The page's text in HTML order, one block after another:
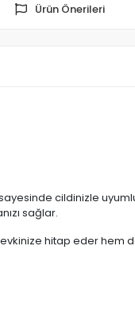
Ürün Önerileri
sayesinde cildinizle
sağlar.
hitap eder hem